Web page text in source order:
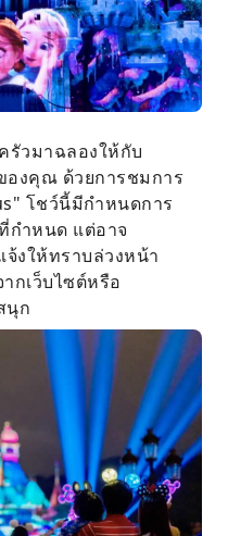
รัวมาฉลองให้กับ
งคุณ ด้วยการชมการ
โชว์นี้มีกำหนดการ
กำหนด แต่อาจ
จ้งให้ทราบล่วงหน้า
กเว็บไซต์หรือ
นุก